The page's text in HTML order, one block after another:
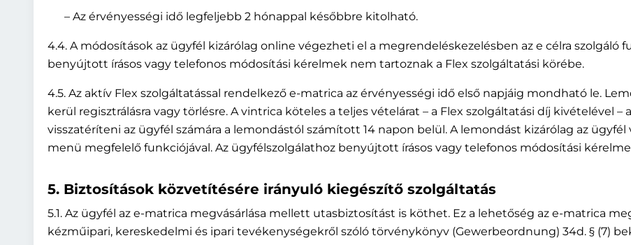
– Az érvényességi idő legfeljebb 2 hónappal későbbre kitolható.
4.4. A módosítások az ügyfél kizárólag online végezheti el a megrendeléskezelésben az e célra szolgáló
benyújtott írásos vagy telefonos módosítási kérelmek nem tartoznak a Flex szolgáltatási körébe.
4.5. Az aktív Flex szolgáltatással rendelkező e-matrica az érvényességi idő első napjáig mondható le.
kerül regisztrálásra vagy törlésre. A vintrica köteles a teljes vételárat – a Flex szolgáltatási díj kivételével
visszatéríteni az ügyfél számára a lemondástól számított 14 napon belül. A lemondást kizárólag az
menü megfelelő funkciójával. Az ügyfélszolgálathoz benyújtott írásos vagy telefonos módosítási
5. Biztosítások közvetítésére irányuló kiegészítő szolgáltatás
5.1. Az ügyfél az e-matrica megvásárlása mellett utasbiztosítást is köthet. Ez a lehetőség az e-matrica
kézműipari, kereskedelmi és ipari tevékenységekről szóló törvénykönyv (Gewerbeordnung) 34d. § (7)